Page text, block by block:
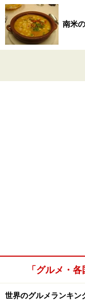
南米
「グルメ・
世界のグルメランキン